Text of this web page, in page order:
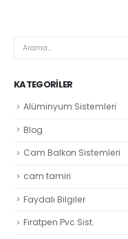
KATEGORILER
Alüminyum Sistemleri
Blog
Cam Balkon Sistemleri
cam tamiri
Faydalı Bilgiler
Fıratpen Pvc Sist.